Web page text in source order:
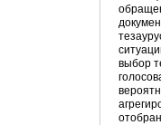
выбор